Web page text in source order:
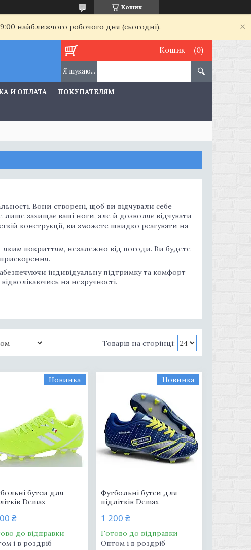
Кошик
найближчого робочого дня (сьогодні).
Кошик
И ОПЛАТА ПОКУПАТЕЛЯМ
Вони створені, щоб ви відчували себе
захищає ваші ноги, але й дозволяє відчувати
конструкції, ви зможете швидко реагувати на
яким покриттям, незалежно від погоди. Ви будете
індивідуальну підтримку та комфорт
на незручності.
Новинка
бутси для
Demax
₴
до відправки
і в роздріб
Новинка
Футбольні бутси для
підлітків Demax
1 200 ₴
Готово до відправки
Оптом і в роздріб